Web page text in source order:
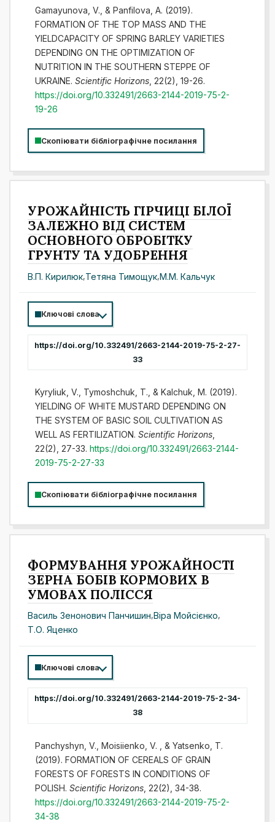
Gamayunova, V., & Panfilova, A. (2019).
FORMATION OF THE TOP MASS AND THE
YIELDCAPACITY OF SPRING BARLEY VARIETIES
DEPENDING ON THE OPTIMIZATION OF
NUTRITION IN THE SOUTHERN STEPPE OF
UKRAINE. Scientific Horizons, 22(2), 19-26.
https://doi.org/10.332491/2663-2144-2019-75-2-
19-26
Скопіювати бібліографічне посилання
УРОЖАЙНІСТЬ ГІРЧИЦІ БІЛОЇ
ЗАЛЕЖНО ВІД СИСТЕМ
ОСНОВНОГО ОБРОБІТКУ
ГРУНТУ ТА УДОБРЕННЯ
В.П. Кирилюк,Тетяна Тимощук,М.М. Кальчук
Ключові слова
https://doi.org/10.332491/2663-2144-2019-75-2-27-
33
Kyryliuk, V., Tymoshchuk, T., & Kalchuk, M. (2019).
YIELDING OF WHITE MUSTARD DEPENDING ON
THE SYSTEM OF BASIC SOIL CULTIVATION AS
WELL AS FERTILIZATION. Scientific Horizons,
22(2), 27-33. https://doi.org/10.332491/2663-2144-
2019-75-2-27-33
Скопіювати бібліографічне посилання
ФОРМУВАННЯ УРОЖАЙНОСТІ
ЗЕРНА БОБІВ КОРМОВИХ В
УМОВАХ ПОЛІССЯ
Василь Зенонович Панчишин,Віра Мойсієнко,
Т.О. Яценко
Ключові слова
https://doi.org/10.332491/2663-2144-2019-75-2-34-
38
Panchyshyn, V., Moisiienko, V. , & Yatsenko, T.
(2019). FORMATION OF CEREALS OF GRAIN
FORESTS OF FORESTS IN CONDITIONS OF
POLISH. Scientific Horizons, 22(2), 34-38.
https://doi.org/10.332491/2663-2144-2019-75-2-
34-38